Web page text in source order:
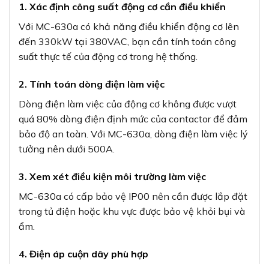
1. Xác định công suất động cơ cần điều khiển
Với MC-630a có khả năng điều khiển động cơ lên
đến 330kW tại 380VAC, bạn cần tính toán công
suất thực tế của động cơ trong hệ thống.
2. Tính toán dòng điện làm việc
Dòng điện làm việc của động cơ không được vượt
quá 80% dòng điện định mức của contactor để đảm
bảo độ an toàn. Với MC-630a, dòng điện làm việc lý
tưởng nên dưới 500A.
3. Xem xét điều kiện môi trường làm việc
MC-630a có cấp bảo vệ IP00 nên cần được lắp đặt
trong tủ điện hoặc khu vực được bảo vệ khỏi bụi và
ẩm.
4. Điện áp cuộn dây phù hợp